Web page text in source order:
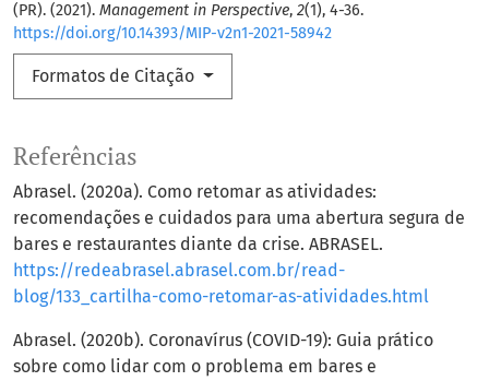
(PR). (2021). Management in Perspective, 2(1), 4-36.
https://doi.org/10.14393/MIP-v2n1-2021-58942
Formatos de Citação
Referências
Abrasel. (2020a). Como retomar as atividades:
recomendações e cuidados para uma abertura segura de
bares e restaurantes diante da crise. ABRASEL.
https://redeabrasel.abrasel.com.br/read-
blog/133_cartilha-como-retomar-as-atividades.html
Abrasel. (2020b). Coronavírus (COVID-19): Guia prático
sobre como lidar com o problema em bares e